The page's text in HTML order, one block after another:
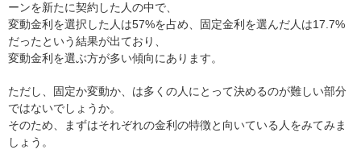
ーンを新たに契約した人の中で、
変動金利を選択した人は57%を占め、固定金利を選んだ人は17.7%
だったという結果が出ており、
変動金利を選ぶ方が多い傾向にあります。
ただし、固定か変動か、は多くの人にとって決めるのが難しい部分
ではないでしょうか。
そのため、まずはそれぞれの金利の特徴と向いている人をみてみま
しょう。